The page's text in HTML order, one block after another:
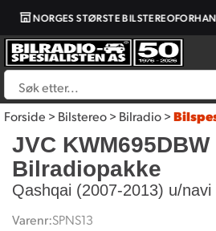
NORGES STØRSTE
Forside>Bilstereo>Bilradio>
JVC KWM695DBW
Bilradiopakke
Qashqai (2007-2013) u/navi
Varenr:SPNS13